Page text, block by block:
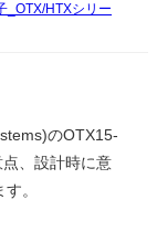
_OTX/HTXシリー
のOTX15-
、設計時に意
。